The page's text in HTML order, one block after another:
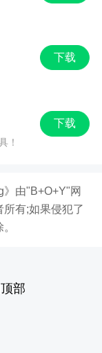
下载
下载
！
由"B+O+Y"网
有;如果侵犯了
部